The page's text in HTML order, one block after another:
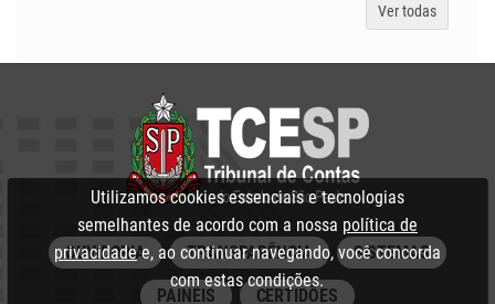
Ver todas
OUVIDORIA TRANSPARÊNCIA SISTEMAS
PAINÉIS CERTIDÕES
Utilizamos cookies essenciais e tecnologias
semelhantes de acordo com a nossa política de
privacidadee, ao continuar navegando, você concorda
com estas condições.